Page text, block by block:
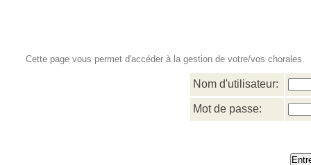
Cette page vous permet d'accéder à la gestion de votre/vos chorales.
Nom d'utilisateur:
Mot de passe: